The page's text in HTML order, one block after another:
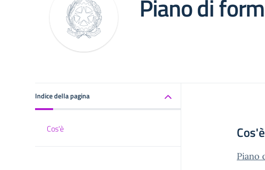
Piano di
Indice della pagina
Cos'è Cos'è
Piano